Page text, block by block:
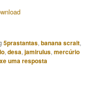
5prastantas,banana scrait,
,desa,jamirulus,mercúrio
uma resposta